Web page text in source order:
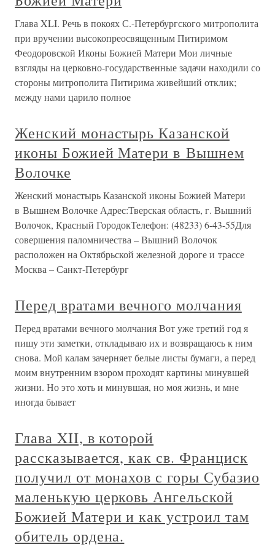
Глава XLI. Речь в покоях С.-Петербургского митрополита
при вручении высокопреосвященным Питиримом
Феодоровской Иконы Божией Матери Мои личные
взгляды на церковно-государственные задачи находили со
стороны митрополита Питирима живейший отклик;
между нами царило полное
Женский монастырь Казанской
иконы Божией Матери в Вышнем
Волочке
Женский монастырь Казанской иконы Божией Матери
в Вышнем Волочке Адрес:Тверская область, г. Вышний
Волочок, Красный ГородокТелефон: (48233) 6-43-55Для
совершения паломничества – Вышний Волочок
расположен на Октябрьской железной дороге и трассе
Москва – Санкт-Петербург
Перед вратами вечного молчания
Перед вратами вечного молчания Вот уже третий год я
пишу эти заметки, откладываю их и возвращаюсь к ним
снова. Мой калам зачерняет белые листы бумаги, а перед
моим внутренним взором проходят картины минувшей
жизни. Но это хоть и минувшая, но моя жизнь, и мне
иногда бывает
Глава XII, в которой
рассказывается, как св. Франциск
получил от монахов с горы Субазио
маленькую церковь Ангельской
Божией Матери и как устроил там
обитель ордена.